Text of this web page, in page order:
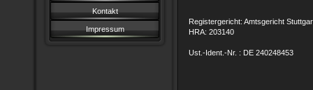
Kontakt
Impressum
Registergericht: Amtsgericht
HRA: 203140
Ust.-Ident.-Nr. : DE 240248453